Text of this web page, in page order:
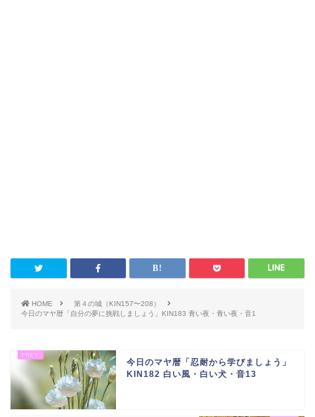
HOME
第４の城（KIN157〜208）
今日のマヤ暦「自分の夢に挑戦しましょう」KIN183 青い夜・青い夜・音1
今日のマヤ暦「忍耐から学びましょう」
KIN182 白い風・白い犬・音13